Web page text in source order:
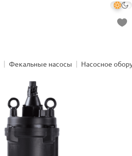
Фекальные насосы Насосное